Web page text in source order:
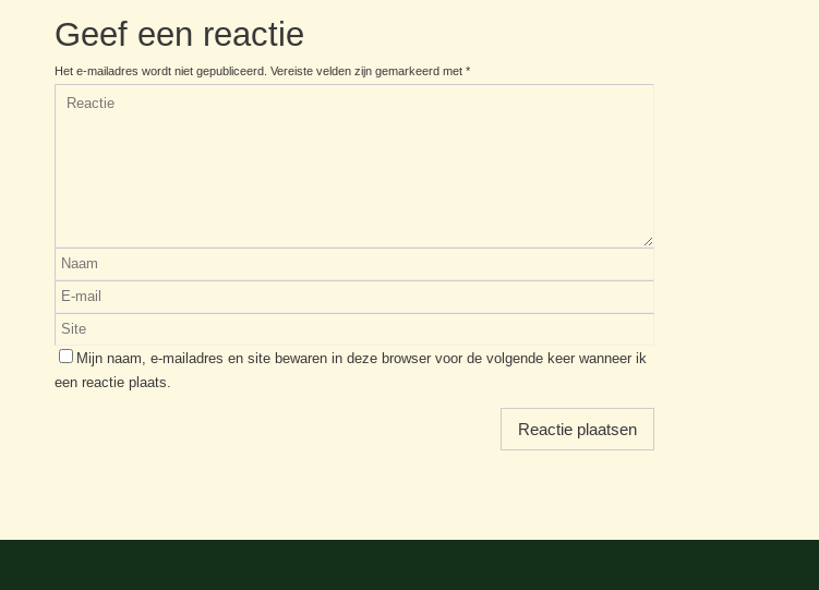
Geef een reactie
Het e-mailadres wordt niet gepubliceerd. Vereiste velden zijn gemarkeerd met *
Mijn naam, e-mailadres en site bewaren in deze browser voor de volgende keer wanneer ik
een reactie plaats.